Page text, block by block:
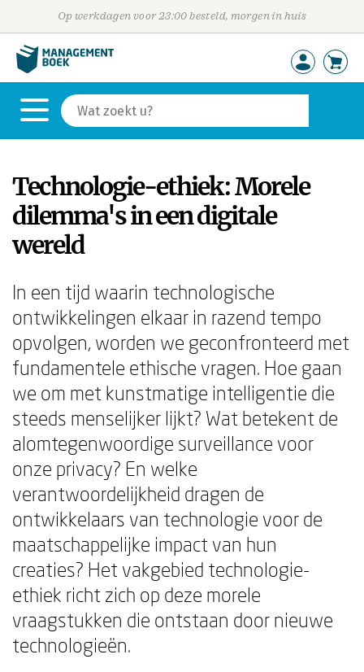
Op werkdagen voor 23:00 besteld, morgen in huis
Technologie-ethiek: Morele
dilemma's in een digitale
wereld
In een tijd waarin technologische
ontwikkelingen elkaar in razend tempo
opvolgen, worden we geconfronteerd met
fundamentele ethische vragen. Hoe gaan
we om met kunstmatige intelligentie die
steeds menselijker lijkt? Wat betekent de
alomtegenwoordige surveillance voor
onze privacy? En welke
verantwoordelijkheid dragen de
ontwikkelaars van technologie voor de
maatschappelijke impact van hun
creaties? Het vakgebied technologie-
ethiek richt zich op deze morele
vraagstukken die ontstaan door nieuwe
technologieën.